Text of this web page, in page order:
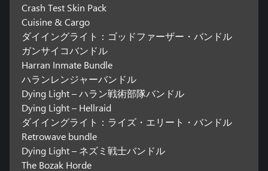
Crash Test Skin Pack
Cuisine & Cargo
ダイイングライト：ゴッドファーザー・バンドル
ガンサイコバンドル
Harran Inmate Bundle
ハランレンジャーバンドル
Dying Light – ハラン戦術部隊バンドル
Dying Light – Hellraid
ダイイングライト：ライズ・エリート・バンドル
Retrowave bundle
Dying Light – ネズミ戦士バンドル
The Bozak Horde